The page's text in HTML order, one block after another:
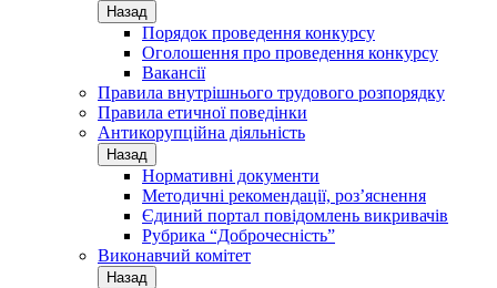
Назад
Порядок проведення конкурсу
Оголошення про проведення конкурсу
Вакансії
Правила внутрішнього трудового розпорядку
Правила етичної поведінки
Антикорупційна діяльність
Назад
Нормативні документи
Методичні рекомендації, роз’яснення
Єдиний портал повідомлень викривачів
Рубрика “Доброчесність”
Виконавчий комітет
Назад